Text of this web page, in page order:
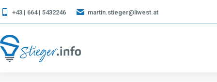
+43 | 664 | 5432246 martin.stieger@liwest.at